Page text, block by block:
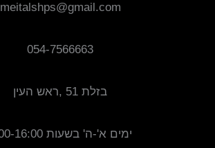
meitalshps@gmail.com
054-7566663
בזלת 51 ,ראש העין
ימים א'-ה' בשעות 9:00-16:00